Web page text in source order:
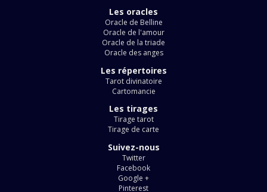
Les oracles
Oracle de Belline
Oracle de l'amour
Oracle de la triade
Oracle des anges
Les répertoires
Tarot divinatoire
Cartomancie
Les tirages
Tirage tarot
Tirage de carte
Suivez-nous
Twitter
Facebook
Google +
Pinterest